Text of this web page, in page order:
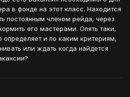
в фонде на этот класс. Находится
постоянным членом рейда, через
его мастерами. Опять таки,
определяет и по каким критериям,
или ждать когда найдется